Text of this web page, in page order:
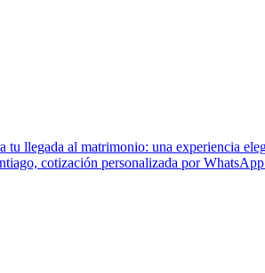
tu llegada al matrimonio: una experiencia
cotización personalizada por